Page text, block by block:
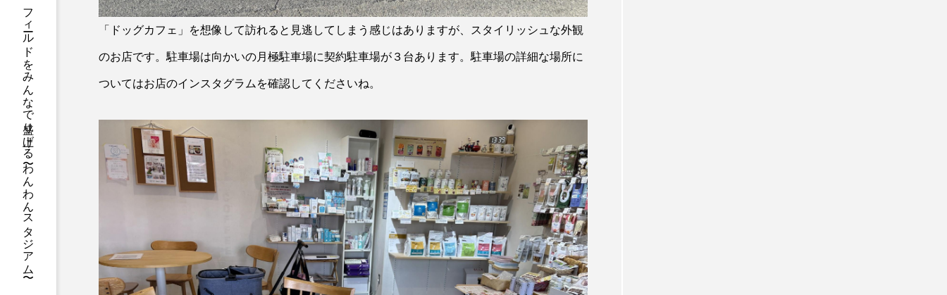
フィールドをみんなで盛り上げる 〜わんわんスタジアム〜 「ドッグカフェ」を想像して訪れると見逃してしまう感じはありますが、スタイリッシュな外観
のお店です。駐車場は向かいの月極駐車場に契約駐車場が３台あります。駐車場の詳細な場所に
ついてはお店のインスタグラムを確認してくださいね。